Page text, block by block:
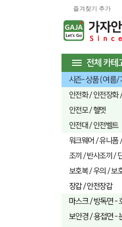
즐겨찾기 추가